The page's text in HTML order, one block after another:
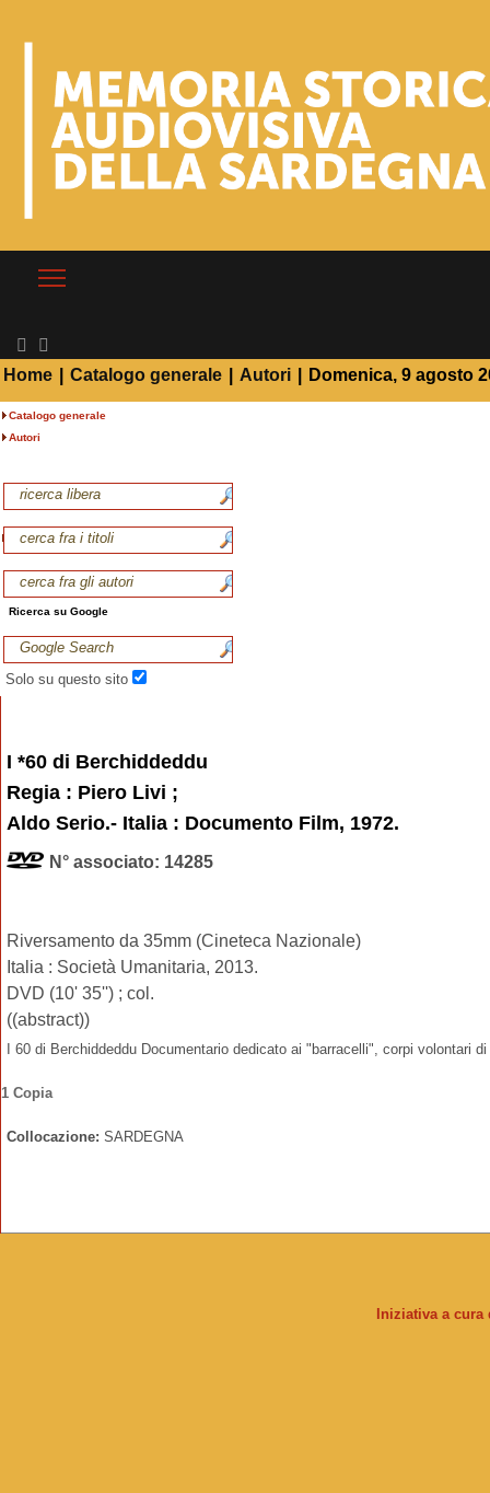
Home Catalogo generale Autori Domenica, 9 agosto
Catalogo generale
Autori
Ricerca su Google
Solo su questo sito
I *60 di Berchiddeddu
Regia : Piero Livi ;
Aldo Serio.- Italia : Documento Film, 1972.
N° associato: 14285
Riversamento da 35mm (Cineteca Nazionale)
Italia : Società Umanitaria, 2013.
DVD (10' 35'') ; col.
((abstract))
I 60 di Berchiddeddu Documentario dedicato ai "barracelli", corpi volontari
1 Copia
Collocazione: SARDEGNA
Iniziativa a cura